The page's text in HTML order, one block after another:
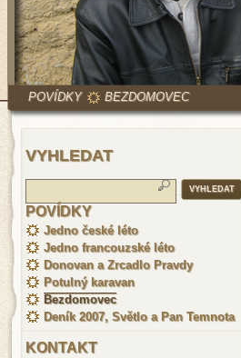
POVÍDKY BEZDOMOVEC
VYHLEDAT
POVÍDKY
Jedno české léto
Jedno francouzské léto
Donovan a Zrcadlo Pravdy
Potulný karavan
Bezdomovec
Deník 2007, Světlo a Pan Temnota
KONTAKT